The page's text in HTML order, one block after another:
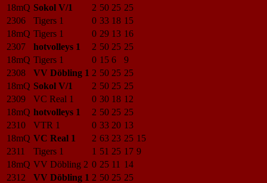
18mQ Sokol V/1 2 50 25 25
2306
Tigers 1 0 33 18 15
18mQ Tigers 1 0 29 13 16
2307
hotvolleys 1 2 50 25 25
18mQ Tigers 1 0 15 6
9
2308
VV Döbling 1 2 50 25 25
18mQ Sokol V/1 2 50 25 25
2309
VC Real 1 0 30 18 12
18mQ hotvolleys 1 2 50 25 25
2310
VTR 1 0 33 20 13
18mQ VC Real 1 2 63 23 25 15
2311
Tigers 1 1 51 25 17 9
18mQ VV Döbling 2 0 25 11 14
2312
VV Döbling 1 2 50 25 25